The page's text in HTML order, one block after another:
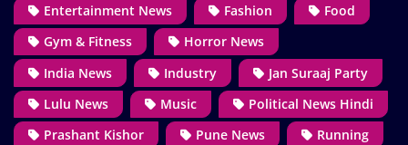
Entertainment News
Fashion
Food
Gym & Fitness
Horror News
India News
Industry
Jan Suraaj Party
Lulu News
Music
Political News Hindi
Prashant Kishor
Pune News
Running